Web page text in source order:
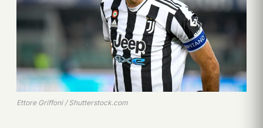
Ettore Griffoni / Shutterstock.com